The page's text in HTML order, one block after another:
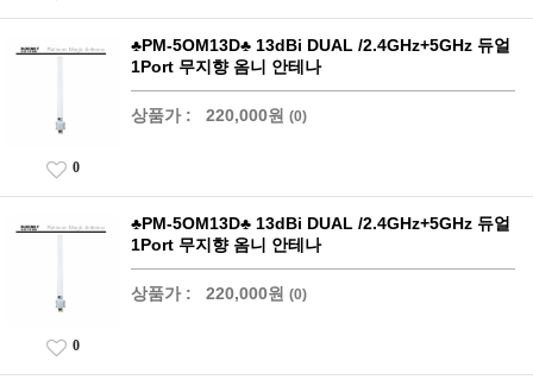
♣PM-5OM13D♣ 13dBi DUAL /2.4GHz+5GHz 듀얼
1Port 무지향 옴니 안테나
상품가 : 220,000원 (0)
0
♣PM-5OM13D♣ 13dBi DUAL /2.4GHz+5GHz 듀얼
1Port 무지향 옴니 안테나
상품가 : 220,000원 (0)
0